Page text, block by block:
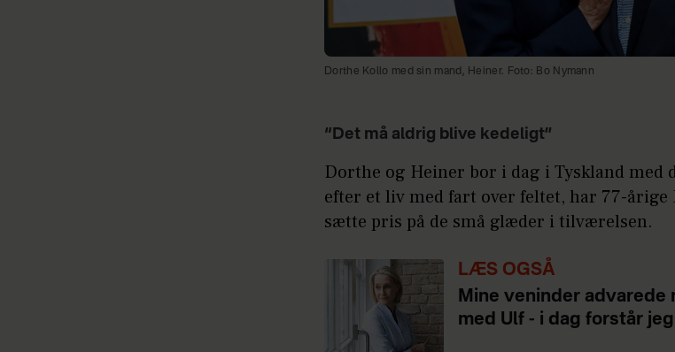
Dorthe Kollo med sin mand, Heiner. Foto: Bo Nymann
“Det må aldrig blive kedeligt”
Dorthe og Heiner bor i dag i Tyskland med
efter et liv med fart over feltet, har 77-
sætte pris på de små glæder i tilværelsen.
LÆS OGSÅ
Mine veninder advarede
med Ulf - i dag forstår